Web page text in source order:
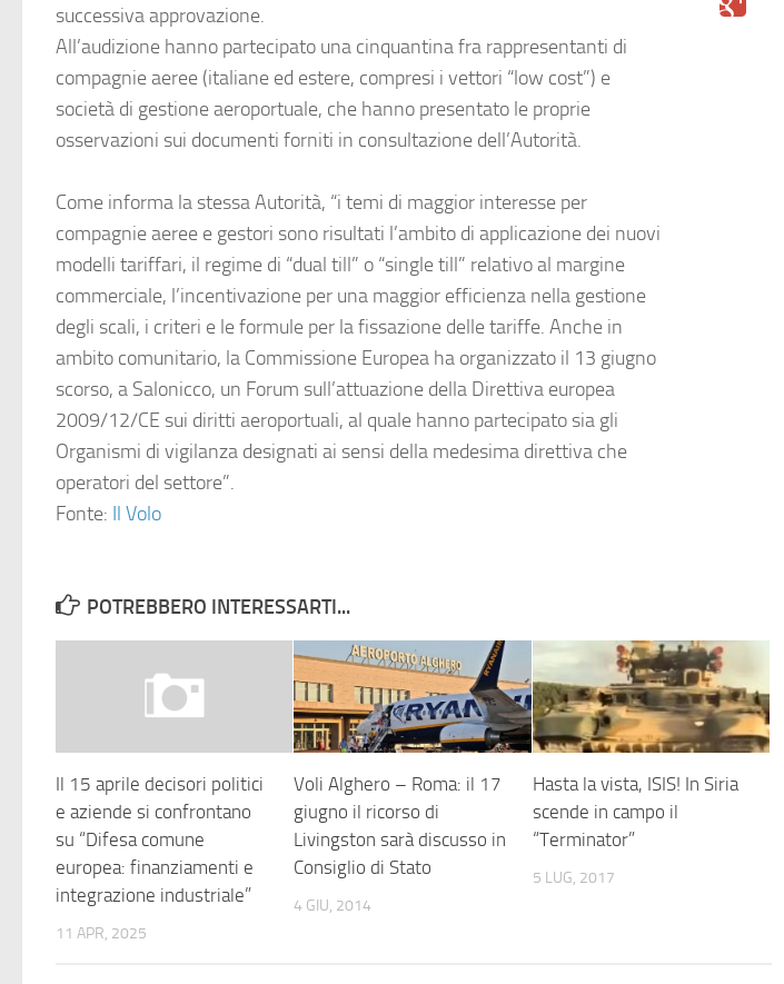
successiva approvazione.
All’audizione hanno partecipato una cinquantina fra rappresentanti di
compagnie aeree (italiane ed estere, compresi i vettori “low cost”) e
società di gestione aeroportuale, che hanno presentato le proprie
osservazioni sui documenti forniti in consultazione dell’Autorità.
Come informa la stessa Autorità, “i temi di maggior interesse per
compagnie aeree e gestori sono risultati l’ambito di applicazione dei nuovi
modelli tariffari, il regime di “dual till” o “single till” relativo al margine
commerciale, l’incentivazione per una maggior efficienza nella gestione
degli scali, i criteri e le formule per la fissazione delle tariffe. Anche in
ambito comunitario, la Commissione Europea ha organizzato il 13 giugno
scorso, a Salonicco, un Forum sull’attuazione della Direttiva europea
2009/12/CE sui diritti aeroportuali, al quale hanno partecipato sia gli
Organismi di vigilanza designati ai sensi della medesima direttiva che
operatori del settore”.
Fonte: Il Volo
POTREBBERO INTERESSARTI...
Il 15 aprile decisori politici
e aziende si confrontano
su “Difesa comune
europea: finanziamenti e
integrazione industriale”
11 APR, 2025
Voli Alghero – Roma: il 17
giugno il ricorso di
Livingston sarà discusso in
Consiglio di Stato
4 GIU, 2014
Hasta la vista, ISIS! In Siria
scende in campo il
“Terminator”
5 LUG, 2017